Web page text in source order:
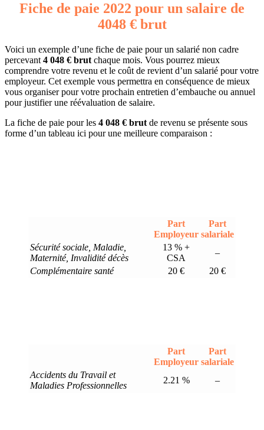
Fiche de paie 2022 pour un salaire de
4048 € brut
Voici un exemple d’une fiche de paie pour un salarié non cadre
percevant 4 048 € brut chaque mois. Vous pourrez mieux
comprendre votre revenu et le coût de revient d’un salarié pour votre
employeur. Cet exemple vous permettra en conséquence de mieux
vous organiser pour votre prochain entretien d’embauche ou annuel
pour justifier une réévaluation de salaire.
La fiche de paie pour les 4 048 € brut de revenu se présente sous
forme d’un tableau ici pour une meilleure comparaison :
Part
Employeur
Part
salariale
Sécurité sociale, Maladie,
Maternité, Invalidité décès
13 % +
CSA
–
Complémentaire santé
20 € 20 €
Part
Employeur
Part
salariale
Accidents du Travail et
Maladies Professionnelles
2.21 % –